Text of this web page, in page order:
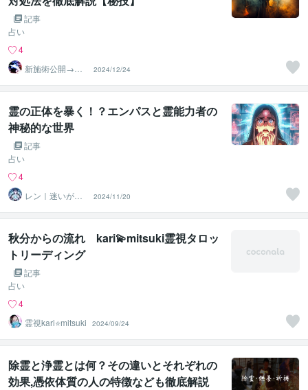
記事
占い
4
新施術公開→≪
相手意識強制変
化≫◆星桜龍
2024/12/24
霊の正体を暴く！？エンパスと霊能力者の
神秘的な世界
記事
占い
4
レン｜迷いが自
信に変わる魂の
守護霊鑑定
2024/11/20
秋分からの流れ kari💫mitsuki霊視タロッ
トリーディング
記事
占い
4
霊視kari⭐️mitsuki
2024/09/24
除霊と浄霊とは何？その違いとそれぞれの
効果,憑依体質の人の特徴なども徹底解説